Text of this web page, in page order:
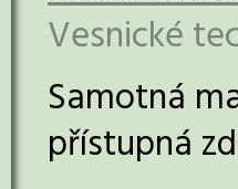
Vesnické
Samotná
přístupná